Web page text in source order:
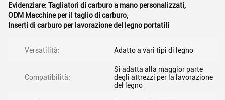
Evidenziare: Tagliatori di carburo a mano personalizzati,
ODM Macchine per il taglio di carburo,
Inserti di carburo per lavorazione del legno portatili
Versatilità: Adatto a vari tipi di legno
Compatibilità:
Si adatta alla maggior parte
degli attrezzi per la lavorazione
del legno